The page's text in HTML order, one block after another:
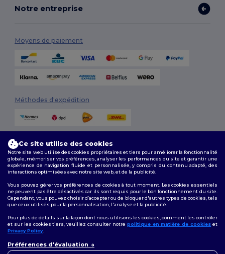
Notre entreprise
Moyens de paiement
Méthodes d'expédition
Conditions Générales|Politique de personnalisation |Politique de
Confidentialité
Suivez-nous
Bruxelles|Anvers|Mortsel|Malines|Lierre|Turnhout|Geel|
Ce site utilise des cookies
Notre site web utilise des cookies propriétaires et tiers pour améliorer la fonctionnalité
globale, mémoriser vos préférences, analyser les performances du site et garantir une
expérience de navigation fluide et personnalisée, y compris du contenu adapté, des
interactions optimisées avec notre site web, et de la publicité.
Vous pouvez gérer vos préférences de cookies à tout moment. Les cookies essentiels
ne peuvent pas être désactivés car ils sont requis pour le bon fonctionnement du site.
Cependant, vous pouvez choisir d’accepter ou de bloquer d'autres types de cookies, tels
que ceux utilisés pour la personnalisation, l'analyse et la publicité.
Pour plus de détails sur la façon dont nous utilisons les cookies, comment les contrôler
et sur les cookies tiers, veuillez consulter notre politique en matière de cookies et
Privacy Policy.
Préférences d'évaluation